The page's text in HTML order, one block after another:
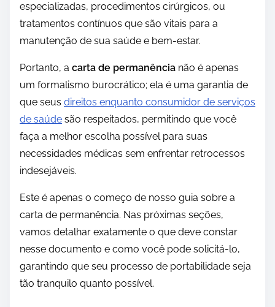
especializadas, procedimentos cirúrgicos, ou
tratamentos contínuos que são vitais para a
manutenção de sua saúde e bem-estar.
Portanto, a carta de permanência não é apenas
um formalismo burocrático; ela é uma garantia de
que seus direitos enquanto consumidor de serviços
de saúde são respeitados, permitindo que você
faça a melhor escolha possível para suas
necessidades médicas sem enfrentar retrocessos
indesejáveis.
Este é apenas o começo de nosso guia sobre a
carta de permanência. Nas próximas seções,
vamos detalhar exatamente o que deve constar
nesse documento e como você pode solicitá-lo,
garantindo que seu processo de portabilidade seja
tão tranquilo quanto possível.